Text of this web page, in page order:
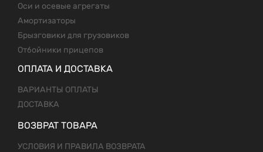
Оси и осевые агрегаты
Амортизаторы
Брызговики для грузовиков
Отбойники прицепов
ОПЛАТА И ДОСТАВКА
ВАРИАНТЫ ОПЛАТЫ
ДОСТАВКА
ВОЗВРАТ ТОВАРА
УСЛОВИЯ И ПРАВИЛА ВОЗВРАТА